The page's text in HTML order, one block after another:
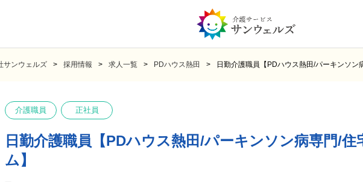
サンウェルズ 採用情報 求人一覧 PDハウス熱田 日勤介護職員【PDハウス熱田/パーキンソン
介護職員 正社員
日勤介護職員【PDハウス熱田/パーキンソン病専門/住
ム】